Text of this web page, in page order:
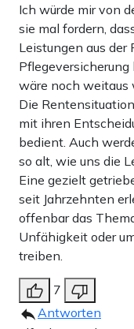
Ich würde mir von
sie mal fordern,
Leistungen aus
wäre noch weitaus
Die
mit ihren
bedient. Auch
so alt, wie uns die
Eine gezielt
seit Jahrzehnten
offenbar das
Unfähigkeit oder
treiben.
7
Antworten